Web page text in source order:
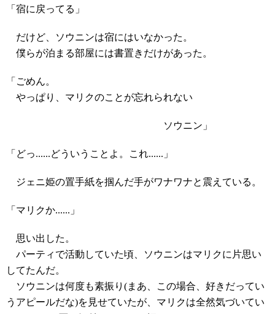
「宿に戻ってる」
だけど、ソウニンは宿にはいなかった。
僕らが泊まる部屋には書置きだけがあった。
「ごめん。
やっぱり、マリクのことが忘れられない
ソウニン」
「どっ......どういうことよ。これ......」
ジェニ姫の置手紙を掴んだ手がワナワナと震えている。
「マリクか......」
思い出した。
パーティで活動していた頃、ソウニンはマリクに片思い
してたんだ。
ソウニンは何度も素振り(まあ、この場合、好きだってい
うアピールだな)を見せていたが、マリクは全然気づいてい